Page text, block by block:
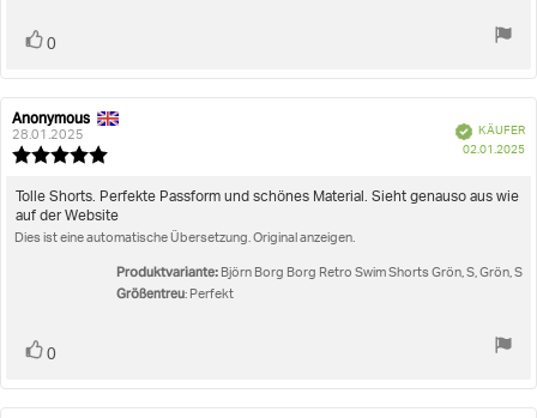
Stimme
0
Autor
der
Rezension:
Anonymous
28.01.2025
von
5
Sternen
VerifiziertKÄUFER
02.01.2025
Rezensionstext:
Tolle Shorts. Perfekte Passform und schönes Material. Sieht genauso aus wie
auf der Website
Dies ist eine automatische Übersetzung. Original anzeigen.
Produktvariante: Björn Borg Borg Retro Swim Shorts Grön, S, Grön, S
Größentreu: Perfekt
Stimme
0